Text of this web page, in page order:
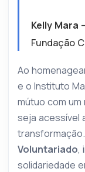
Kelly Mara
Fundação
Ao
e o Instituto
mútuo com
seja acessível
Voluntariado,
solidariedade